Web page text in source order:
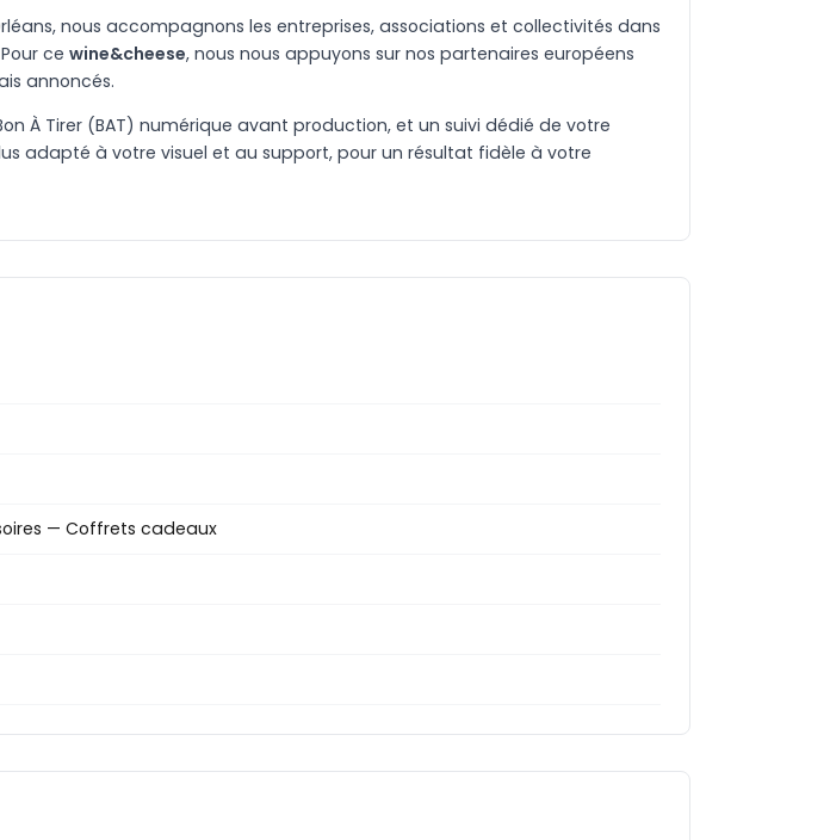
nous accompagnons les entreprises, associations et collectivités dans
ce wine&cheese, nous nous appuyons sur nos partenaires européens
annoncés.
À Tirer (BAT) numérique avant production, et un suivi dédié de votre
adapté à votre visuel et au support, pour un résultat fidèle à votre
— Coffrets cadeaux